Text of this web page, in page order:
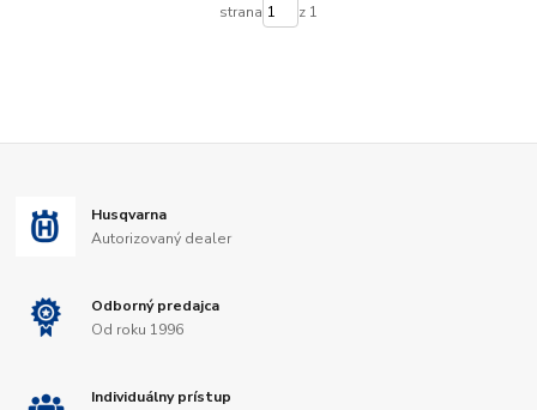
strana z 1
Husqvarna
Autorizovaný dealer
Odborný predajca
Od roku 1996
Individuálny prístup